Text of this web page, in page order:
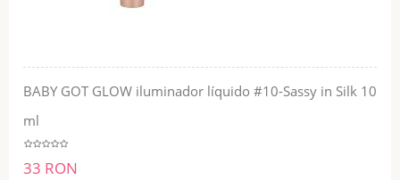
BABY GOT GLOW iluminador líquido #10-Sassy in Silk 10
ml
33 RON